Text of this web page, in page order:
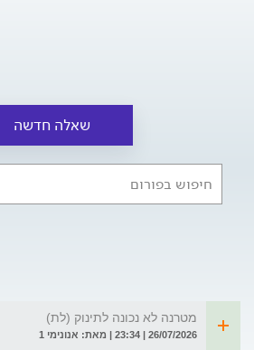
שאלה חדשה
מטרנה לא נכונה לתינוק (לת)
26/07/2026 | 23:34 | מאת: אנונימי 1